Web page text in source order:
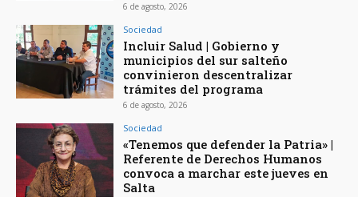
6 de agosto, 2026
Sociedad
Incluir Salud | Gobierno y
municipios del sur salteño
convinieron descentralizar
trámites del programa
6 de agosto, 2026
Sociedad
«Tenemos que defender la Patria» |
Referente de Derechos Humanos
convoca a marchar este jueves en
Salta